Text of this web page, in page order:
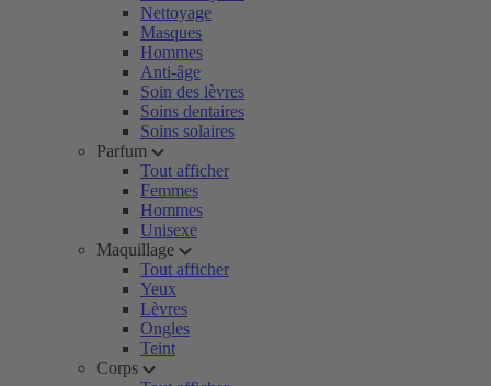
Nettoyage
Masques
Hommes
Anti-âge
Soin des lèvres
Soins dentaires
Soins solaires
Parfum
Tout afficher
Femmes
Hommes
Unisexe
Maquillage
Tout afficher
Yeux
Lèvres
Ongles
Teint
Corps